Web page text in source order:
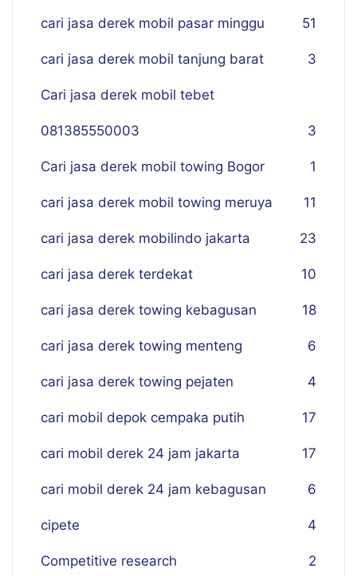
cari jasa derek mobil pasar minggu 51
cari jasa derek mobil tanjung barat 3
Cari jasa derek mobil tebet
081385550003 3
Cari jasa derek mobil towing Bogor 1
cari jasa derek mobil towing meruya 11
cari jasa derek mobilindo jakarta 23
cari jasa derek terdekat 10
cari jasa derek towing kebagusan 18
cari jasa derek towing menteng 6
cari jasa derek towing pejaten 4
cari mobil depok cempaka putih 17
cari mobil derek 24 jam jakarta 17
cari mobil derek 24 jam kebagusan 6
cipete 4
Competitive research 2